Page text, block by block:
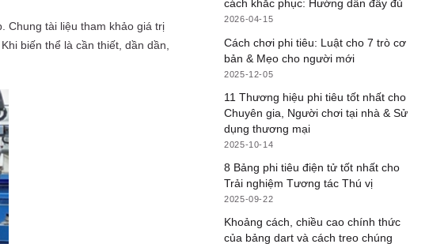
Chung tài liệu tham khảo giá trị
biến thể là cần thiết, dần dần,
cách khắc phục: Hướng dẫn đầy đủ
2026-04-15
Cách chơi phi tiêu: Luật cho 7 trò cơ
bản & Mẹo cho người mới
2025-12-05
11 Thương hiệu phi tiêu tốt nhất cho
Chuyên gia, Người chơi tại nhà & Sử
dụng thương mại
2025-10-14
8 Bảng phi tiêu điện tử tốt nhất cho
Trải nghiệm Tương tác Thú vị
2025-09-22
Khoảng cách, chiều cao chính thức
của bảng dart và cách treo chúng